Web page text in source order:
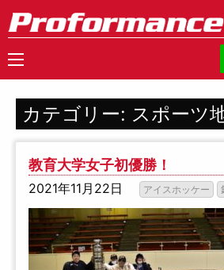
カテゴリー: スポーツ
教育大学女子初優勝！
2021年11月22日 アイスホッケー